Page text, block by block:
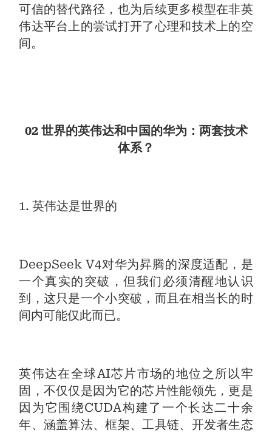
可信的替代路径，也为后续更多模型在非英
伟达平台上的尝试打开了心理和技术上的空
间。
02 世界的英伟达和中国的华为：两套技术
体系？
1. 英伟达是世界的
DeepSeek V4对华为昇腾的深度适配，是
一个真实的突破，但我们必须清醒地认识
到，这只是一个小突破，而且在相当长的时
间内可能仅此而已。
英伟达在全球AI芯片市场的地位之所以牢
固，不仅仅是因为它的芯片性能领先，更是
因为它围绕CUDA构建了一个长达二十余
年、涵盖算法、框架、工具链、开发者生态